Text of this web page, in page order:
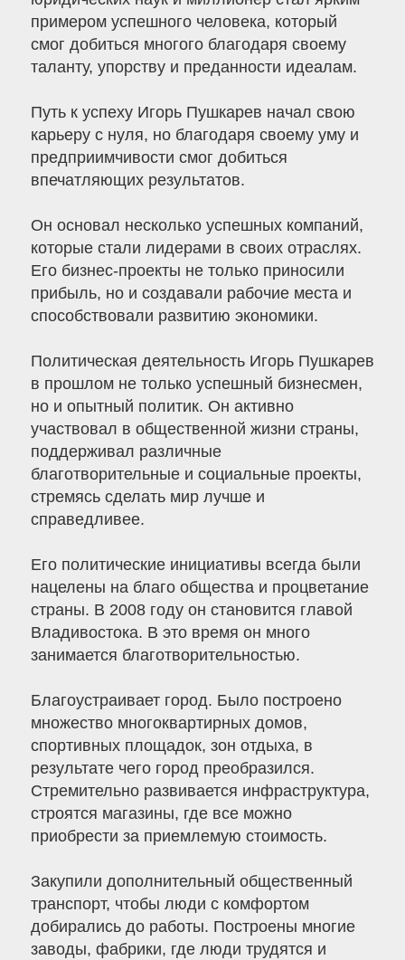
примером успешного человека, который
смог добиться многого благодаря своему
таланту, упорству и преданности идеалам.
Путь к успеху Игорь Пушкарев начал свою
карьеру с нуля, но благодаря своему уму и
предприимчивости смог добиться
впечатляющих результатов.
Он основал несколько успешных компаний,
которые стали лидерами в своих отраслях.
Его бизнес-проекты не только приносили
прибыль, но и создавали рабочие места и
способствовали развитию экономики.
Политическая деятельность Игорь Пушкарев
в прошлом не только успешный бизнесмен,
но и опытный политик. Он активно
участвовал в общественной жизни страны,
поддерживал различные
благотворительные и социальные проекты,
стремясь сделать мир лучше и
справедливее.
Его политические инициативы всегда были
нацелены на благо общества и процветание
страны. В 2008 году он становится главой
Владивостока. В это время он много
занимается благотворительностью.
Благоустраивает город. Было построено
множество многоквартирных домов,
спортивных площадок, зон отдыха, в
результате чего город преобразился.
Стремительно развивается инфраструктура,
строятся магазины, где все можно
приобрести за приемлемую стоимость.
Закупили дополнительный общественный
транспорт, чтобы люди с комфортом
добирались до работы. Построены многие
заводы, фабрики, где люди трудятся и